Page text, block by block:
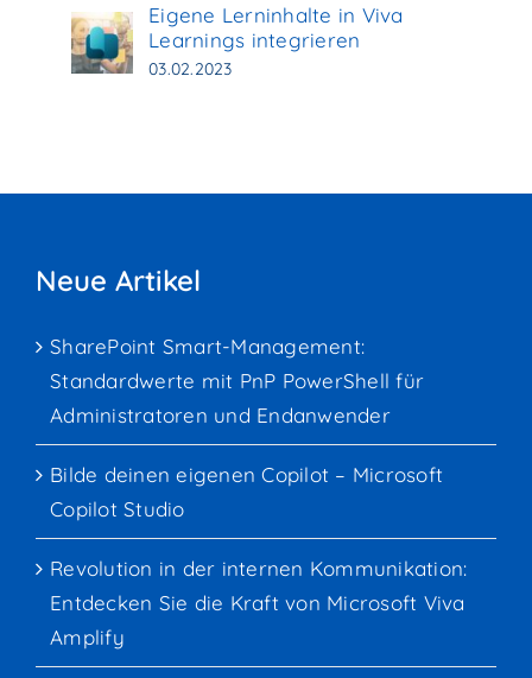
Eigene Lerninhalte in Viva
Learnings integrieren
03.02.2023
Neue Artikel
SharePoint Smart-Management:
Standardwerte mit PnP PowerShell für
Administratoren und Endanwender
Bilde deinen eigenen Copilot – Microsoft
Copilot Studio
Revolution in der internen Kommunikation:
Entdecken Sie die Kraft von Microsoft Viva
Amplify